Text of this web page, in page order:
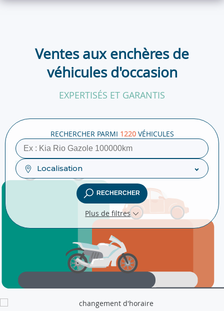
NANTES10/08 - 195
Ventes aux enchères de
véhicules d'occasion
EXPERTISÉS ET GARANTIS
RECHERCHER PARMI 1220VÉHICULES
Localisation
RECHERCHER
Plus de filtres